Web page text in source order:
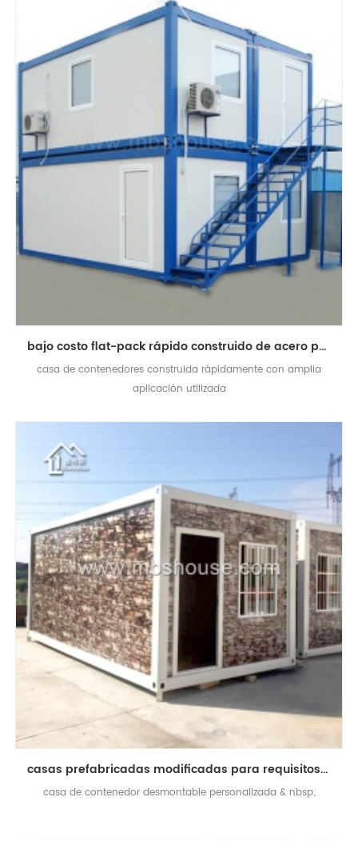
bajo costo flat-pack rápido construido de acero prefabricada casa escuela casa trabajador dormitorio
casa de contenedores construida rápidamente con amplia
aplicación utilizada
casas prefabricadas modificadas para requisitos particulares del envase del marco de la estructura de acero desprendible
casa de contenedor desmontable personalizada & nbsp;